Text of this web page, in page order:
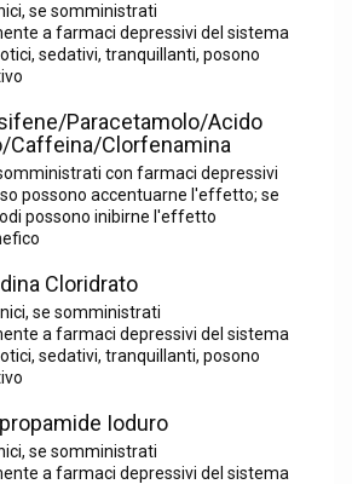
se somministrati
a farmaci depressivi del sistema
sedativi, tranquillanti, posono
Paracetamolo/Acido
Caffeina/Clorfenamina
con farmaci depressivi
possono accentuarne l'effetto; se
possono inibirne l'effetto
Cloridrato
se somministrati
a farmaci depressivi del sistema
sedativi, tranquillanti, posono
Ioduro
se somministrati
a farmaci depressivi del sistema